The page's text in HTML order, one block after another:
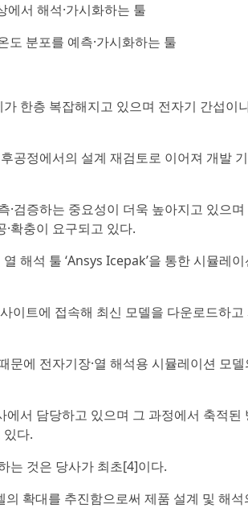
서 해석·가시화하는 툴
분포를 예측·가시화하는 툴
한층 복잡해지고 있으며 전자기 간섭이
공정에서의 설계 재검토로 이어져 개발
검증하는 중요성이 더욱 높아지고 있으며
확충이 요구되고 있다.
해석 툴 ‘Ansys Icepak’을 통한 시뮬레이
이트에 접속해 최신 모델을 다운로드하고
에 전자기장·열 해석용 시뮬레이션 모델
서 담당하고 있으며 그 과정에서 축적된
다.
는 것은 당사가 최초[4]이다.
확대를 추진함으로써 제품 설계 및 해석